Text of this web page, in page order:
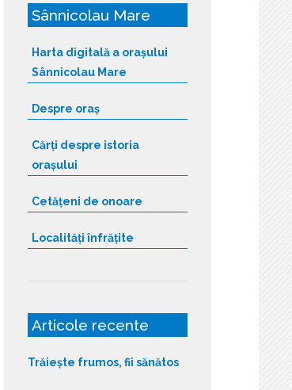
Sânnicolau Mare
Harta digitală a orașului
Sânnicolau Mare
Despre oraș
Cărți despre istoria
orașului
Cetățeni de onoare
Localități înfrățite
Articole recente
Trăiește frumos, fii sănătos